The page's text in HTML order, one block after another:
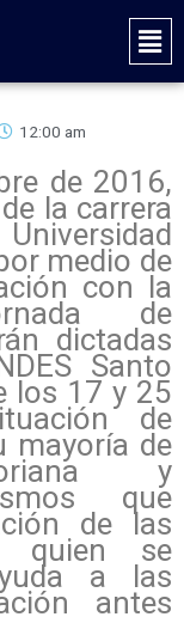
Main
12:00 am
de 2016,
la carrera
medio de
con la
de
dictadas
Santo
los 17 y 25
de
mayoría de
y
que
de las
quien se
a las
antes